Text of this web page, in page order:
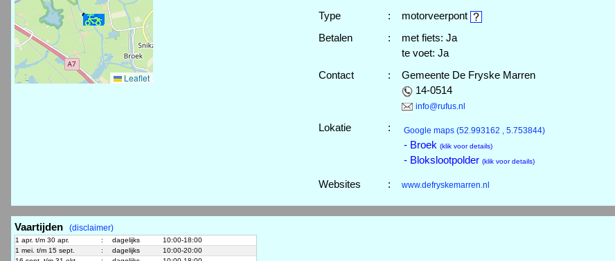
Leaflet
Type
:
motorveerpont
Betalen
:
met fiets: Ja
te voet: Ja
Contact
:
Gemeente De Fryske Marren
14-0514
info@rufus.nl
Lokatie : Google maps (52.993162 , 5.753844)
- Broek (klik voor details)
- Blokslootpolder (klik voor details)
Websites : www.defryskemarren.nl
Vaartijden (disclaimer)
1 apr. t/m 30 apr. : dagelijks
10:00-18:00
1 mei. t/m 15 sept.
: dagelijks
10:00-20:00